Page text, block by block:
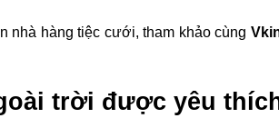
nhà hàng tiệc cưới, tham khảo cùng
trời được yêu